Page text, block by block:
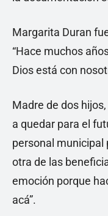
Margarita Duran
“Hace muchos
Dios está con
Madre de dos
a quedar para el
personal municipal
otra de las
emoción porque
acá”.